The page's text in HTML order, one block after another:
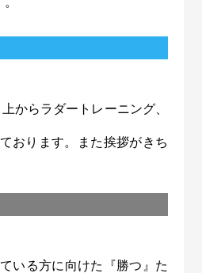
からラダートレーニング、
おります。また挨拶がきち
いる方に向けた『勝つ』た